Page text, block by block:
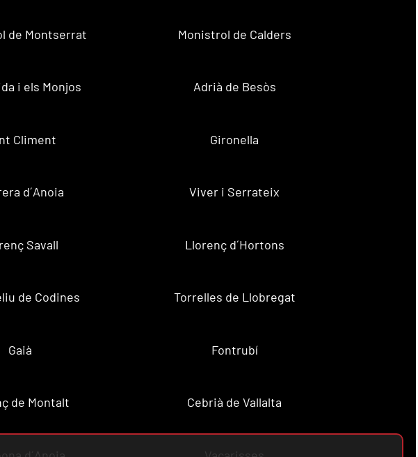
de Montserrat Monistrol de Calders
i els Monjos Adrià de Besòs
Climent Gironella
d´Anoia Viver i Serrateix
Savall Llorenç d´Hortons
de Codines Torrelles de Llobregat
Gaià Fontrubí
de Montalt Cebrià de Vallalta